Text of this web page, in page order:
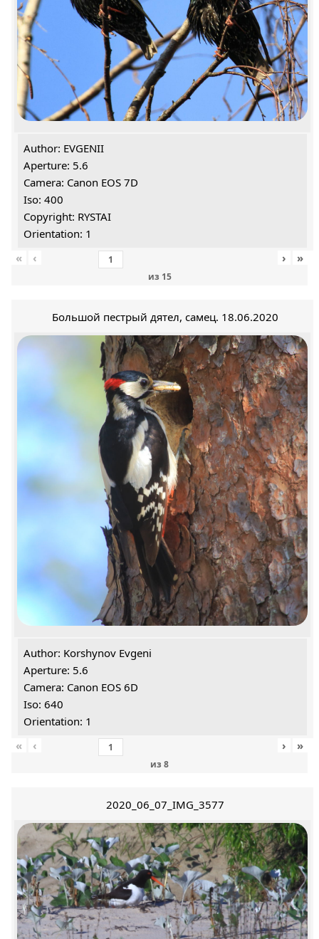
Author: EVGENII
Aperture: 5.6
Camera: Canon EOS 7D
Iso: 400
Copyright: RYSTAI
Orientation: 1
«
‹
из 15
› »
Большой пестрый дятел, самец. 18.06.2020
Author: Korshynov Evgeni
Aperture: 5.6
Camera: Canon EOS 6D
Iso: 640
Orientation: 1
«
‹
из 8
› »
2020_06_07_IMG_3577